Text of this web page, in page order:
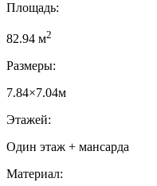
Площадь:
82.94 м2
Размеры:
7.84×7.04м
Этажей:
Один этаж + мансарда
Материал: